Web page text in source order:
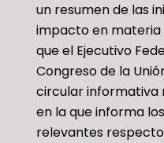
un resumen de las
impacto en
que el Ejecutivo
Congreso de la
circular informativa
en la que informa
relevantes